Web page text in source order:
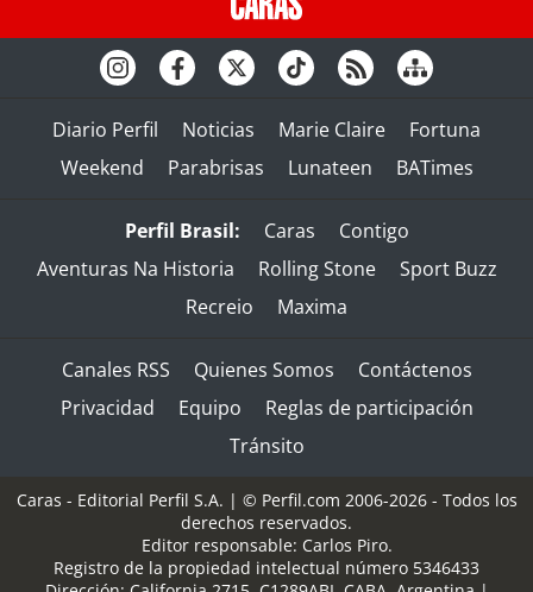
Diario Perfil Noticias Marie Claire
Fortuna
Weekend
Parabrisas Lunateen BATimes
Perfil Brasil: Caras
Contigo
Aventuras Na Historia
Rolling Stone
Sport Buzz
Recreio
Maxima
Canales RSS Quienes Somos
Contáctenos
Privacidad
Equipo
Reglas de participación
Tránsito
Caras - Editorial Perfil S.A. | © Perfil.com 2006-2026 - Todos los
derechos reservados.
Editor responsable: Carlos Piro.
Registro de la propiedad intelectual número 5346433